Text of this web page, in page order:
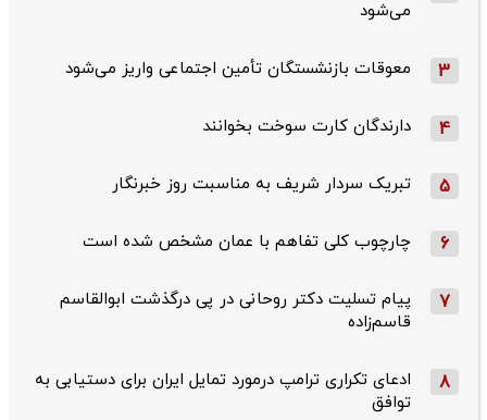
می‌شود
3 معوقات بازنشستگان تأمین اجتماعی واریز می‌شود
4 دارندگان کارت سوخت بخوانند
5 تبریک سردار شریف به مناسبت روز خبرنگار
6 چارچوب کلی تفاهم با عمان مشخص شده است
7
پیام تسلیت دکتر روحانی در پی درگذشت ابوالقاسم
قاسم‌زاده
8
ادعای تکراری ترامپ درمورد تمایل ایران برای دستیابی به
توافق